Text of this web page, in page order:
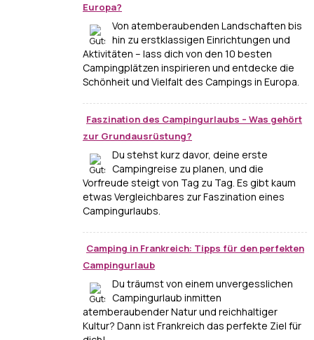
Europa?
Von atemberaubenden Landschaften bis
hin zu erstklassigen Einrichtungen und
Aktivitäten – lass dich von den 10 besten
Campingplätzen inspirieren und entdecke die
Schönheit und Vielfalt des Campings in Europa.
Faszination des Campingurlaubs – Was gehört
zur Grundausrüstung?
Du stehst kurz davor, deine erste
Campingreise zu planen, und die
Vorfreude steigt von Tag zu Tag. Es gibt kaum
etwas Vergleichbares zur Faszination eines
Campingurlaubs.
Camping in Frankreich: Tipps für den perfekten
Campingurlaub
Du träumst von einem unvergesslichen
Campingurlaub inmitten
atemberaubender Natur und reichhaltiger
Kultur? Dann ist Frankreich das perfekte Ziel für